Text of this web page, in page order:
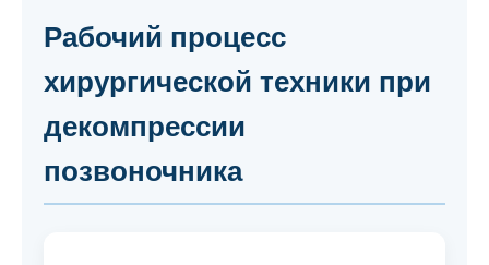
Рабочий процесс
хирургической техники при
декомпрессии
позвоночника